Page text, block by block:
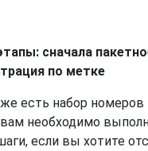
сначала
по метке
есть набор
необходимо
если вы хотите